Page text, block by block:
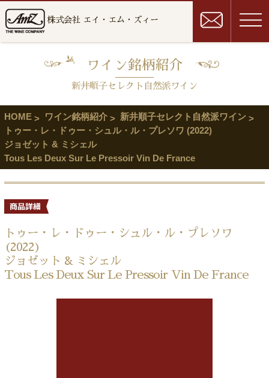
株式会社 エイ・エム・ズィー
ワイン銘柄紹介
新井順子セレクト自然派ワイン
HOME ワイン銘柄紹介
新井順子セレクト自然派ワイン
トゥー・レ・ドゥー・シュル・ル・プレソワ (2022)
ジョゼット & ミシェル
Tous Les Deux Sur Le Pressoir Vin De France
トゥー・レ・ドゥー・シュル・ル・プレソワ
(2022)
ジョゼット & ミシェル
Tous Les Deux Sur Le Pressoir Vin De France